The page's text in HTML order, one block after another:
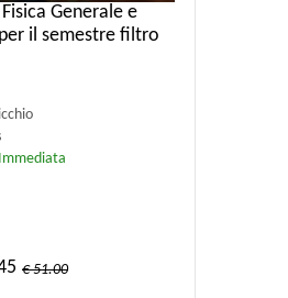
Generale e
il semestre filtro
Immediata
€ 51.00